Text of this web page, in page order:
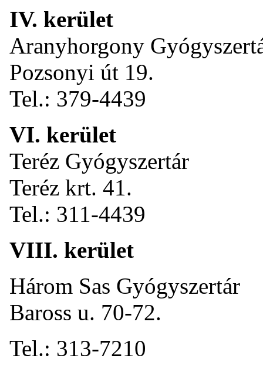
IV. kerület
Aranyhorgony
Pozsonyi út 19.
Tel.: 379-4439
VI. kerület
Teréz Gyógyszertár
Teréz krt. 41.
Tel.: 311-4439
VIII. kerület
Három Sas Gyógyszertár
Baross u. 70-72.
Tel.: 313-7210